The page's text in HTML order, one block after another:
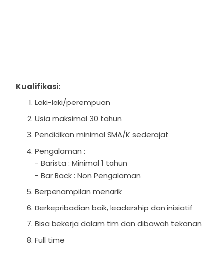
Kualifikasi:
Laki-laki/perempuan
Usia maksimal 30 tahun
Pendidikan minimal SMA/K sederajat
Pengalaman :
- Barista : Minimal 1 tahun
- Bar Back : Non Pengalaman
Berpenampilan menarik
Berkepribadian baik, leadership dan inisiatif
Bisa bekerja dalam tim dan dibawah tekanan
Full time